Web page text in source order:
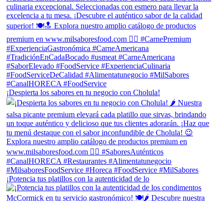
¡Despierta los sabores en tu negocio con Cholula!
¡Potencia tus platillos con la autenticidad de lo